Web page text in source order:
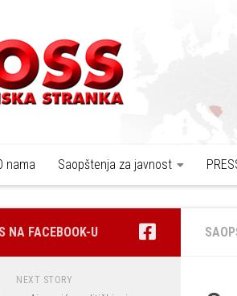
nama Saopštenja za javnost
NA FACEBOOK-U
NEXT STORY